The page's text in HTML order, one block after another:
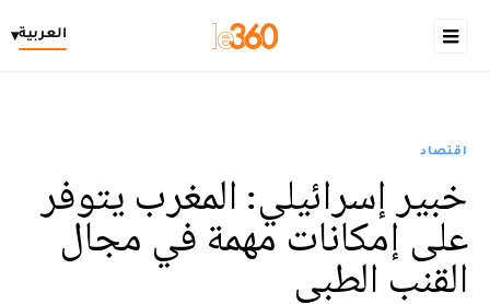
العربية▾
اقتصاد
خبير إسرائيلي: المغرب يتوفر
على إمكانات مهمة في مجال
القنب الطبي